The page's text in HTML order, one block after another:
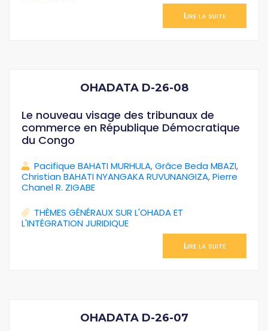
Lire la suite
OHADATA D-26-08
Le nouveau visage des tribunaux de
commerce en République Démocratique
du Congo
Pacifique BAHATI MURHULA,Grâce Beda MBAZI,
Christian BAHATI NYANGAKA RUVUNANGIZA,Pierre
Chanel R. ZIGABE
THÈMES GÉNÉRAUX SUR L'OHADA ET
L'INTÉGRATION JURIDIQUE
Lire la suite
OHADATA D-26-07